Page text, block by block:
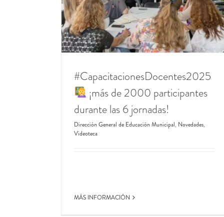
#CapacitacionesDocentes2025
¡más de 2000 participantes
durante las 6 jornadas!
Dirección General de Educación Municipal, Novedades,
Videoteca
MÁS INFORMACIÓN
Dirección General de Educación
Dirección General de Educación Municipal
Municipal Paula A. de Sarmiento Novedades
Provinciales